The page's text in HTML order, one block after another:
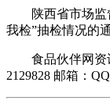
陕西省市场监督
我检”抽检情况的
食品伙伴网资讯
2129828 邮箱：